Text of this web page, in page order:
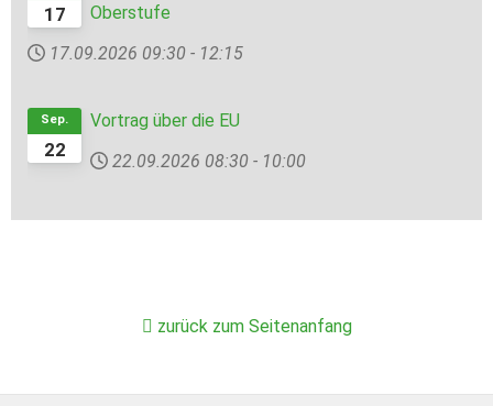
17
Oberstufe
17.09.2026 09:30 - 12:15
22
Sep.
Vortrag über die EU
22.09.2026 08:30 - 10:00
zurück zum Seitenanfang